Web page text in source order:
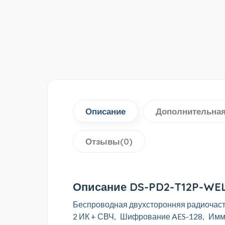
Описание
Отзывы(0)
Описание DS-PD2-T12P-
Беспроводная двухсторонняя
2 ИК + СВЧ, Шифрование AES-128,